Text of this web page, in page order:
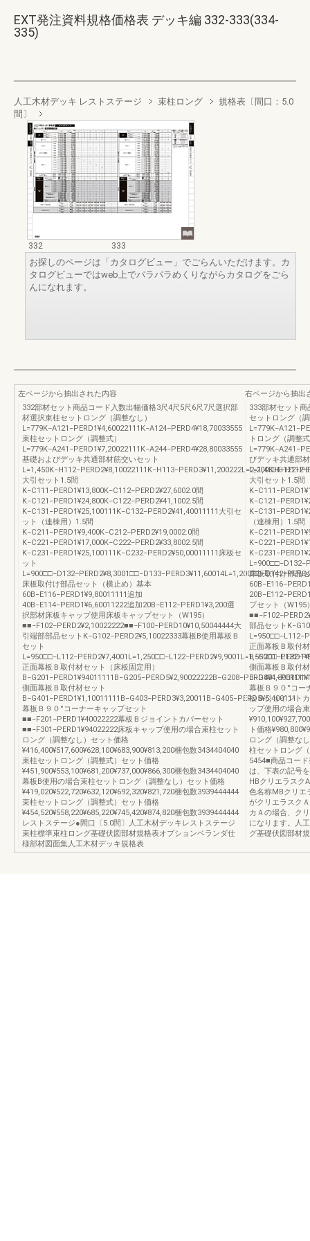
EXT発注資料規格価格表 デッキ編 332-333(334-
335)
人工木材デッキ レストステージ 束柱ロング
規格表〔間口：5.0
間〕
332
333
お探しのページは「カタログビュー」でごらんいただけます。カ
タログビューではweb上でパラパラめくりながらカタログをごら
んになれます。
左ページから抽出された内容
332部材セット商品コード入数出幅価格3尺4尺5尺6尺7尺選択部
材選択束柱セットロング（調整なし）
L=779K−A121−PERD1¥4,60022111K−A124−PERD4¥18,70033555
束柱セットロング（調整式）
L=779K−A241−PERD1¥7,20022111K−A244−PERD4¥28,80033555
基礎およびデッキ共通部材筋交いセット
大引セット1.5間
K−C111−PERD1¥13,800K−C112−PERD2¥27,6002.0間
K−C121−PERD1¥24,800K−C122−PERD2¥41,1002.5間
K−C131−PERD1¥25,100111K−C132−PERD2¥41,40011111大引セ
ット（連棟用）1.5間
K−C211−PERD1¥9,400K−C212−PERD2¥19,0002.0間
K−C221−PERD1¥17,000K−C222−PERD2¥33,8002.5間
K−C231−PERD1¥25,100111K−C232−PERD2¥50,00011111床板セ
ット
床板取付け部品セット（横止め）基本
60B−E116−PERD1¥9,80011111追加
40B−E114−PERD1¥6,60011222追加20B−E112−PERD1¥3,200選
択部材床板キャップ使用床板キャップセット（W195）
■■−F102−PERD2¥2,10022222■■−F100−PERD10¥10,50044444大
引端部部品セットK−G102−PERD2¥5,10022333幕板B使用幕板Ｂ
セット
正面幕板Ｂ取付材セット（床板固定用）
B−G201−PERD1¥94011111B−G205−PERD5¥2,90022222B−G208−PERD8¥4,80011111
側面幕板Ｂ取付材セット
B−G401−PERD1¥1,10011111B−G403−PERD3¥3,20011B−G405−PERD5¥5,400111
幕板Ｂ９０°コーナーキャップセット
■■−F201−PERD1¥40022222幕板Ｂジョイントカバーセット
■■−F301−PERD1¥94022222床板キャップ使用の場合束柱セット
ロング（調整なし）セット価格
¥416,400¥517,600¥628,100¥683,900¥813,200梱包数3434404040
束柱セットロング（調整式）セット価格
¥451,900¥553,100¥681,200¥737,000¥866,300梱包数3434404040
幕板B使用の場合束柱セットロング（調整なし）セット価格
¥419,020¥522,720¥632,120¥692,320¥821,720梱包数3939444444
束柱セットロング（調整式）セット価格
¥454,520¥558,220¥685,220¥745,420¥874,820梱包数3939444444
レストステージ●間口〔5.0間〕人工木材デッキレストステージ
束柱標準束柱ロング基礎伏図部材規格表オプションベランダ仕
様部材図面集人工木材デッキ規格表
右ページから抽出
333部材セット
セットロング（
トロング（調整
びデッキ共通部
大引セット1.5間
（連棟用）1.5間
床板取付け部品
プセット（W195
部品セット
正面幕板Ｂ取付
側面幕板Ｂ取付
幕板Ｂ９０°コー
板Ｂジョイント
ップ使用の場合
ト価格
ロング（調整な
柱セットロング
5454■商品コー
は、下表の記号
HBクリエラスク
色名称MBクリエ
がクリエラスク
カＡの場合、ク
になります。人
グ基礎伏図部材